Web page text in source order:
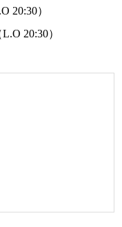
20:30）
20:30）